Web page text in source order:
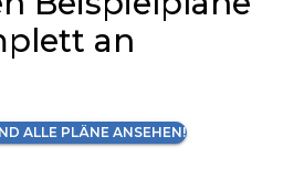
an
ALLE PLÄNE ANSEHEN!